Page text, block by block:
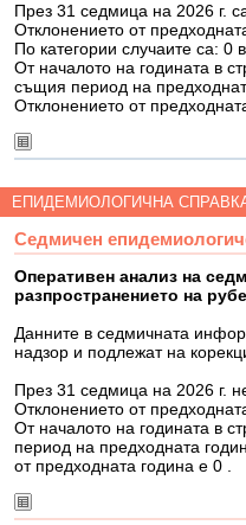
През 31 седмица на 2026 г.
Отклонението от
По категории случаите са:
От началото на годината в
същия период на
Отклонението от
ЕПИДЕМИОЛОГИЧНА
Седмичен
Оперативен анализ на
разпространението на
Данните в седмичната
надзор и подлежат на
През 31 седмица на 2026 г.
Отклонението от
От началото на годината в
период на предходната
от предходната година е 0 .